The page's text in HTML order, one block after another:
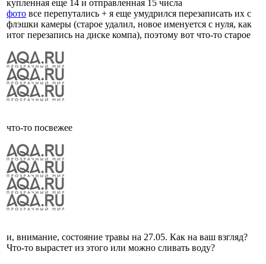
купленная еще 14 и отправленная 15 числа
фото все перепутались + я еще умудрился перезаписать их с
флэшки камеры (старое удалил, новое именуется с нуля, как
итог перезапись на диске компа), поэтому вот что-то старое
что-то посвежее
и, внимание, состояние травы на 27.05. Как на ваш взгляд?
Что-то вырастет из этого или можно сливать воду?